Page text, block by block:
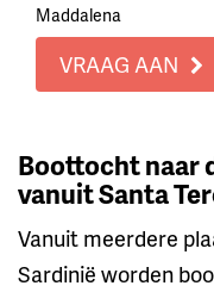
Maddalena
VRAAG AAN
Boottocht naar
vanuit Santa
Vanuit meerdere
Sardinië worden